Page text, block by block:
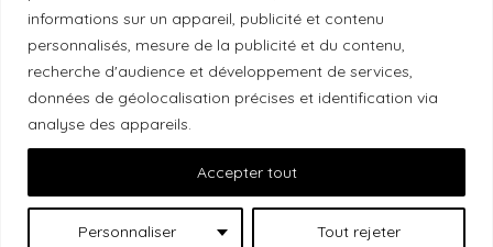
informations sur un appareil, publicité et contenu
personnalisés, mesure de la publicité et du contenu,
recherche d'audience et développement de services,
données de géolocalisation précises et identification via
analyse des appareils.
Personnaliser Tout rejeter
Accepter tout
installations, situées au 511 Lacolle Way (Ottawa-
Orléans), se trouvent sur le territoire traditionnel non
cédé du peuple algonquin anichinabé. Nous
reconnaissons et remercions les peuples
autochtones qui sont les gardiens historiques et
actuels de ces terres.